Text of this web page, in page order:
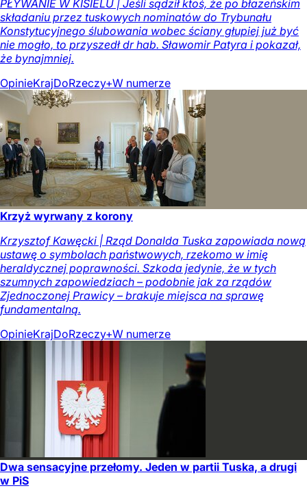
PŁYWANIE W KISIELU | Jeśli sądził ktoś, że po błazeńskim
składaniu przez tuskowych nominatów do Trybunału
Konstytucyjnego ślubowania wobec ściany głupiej już być
nie mogło, to przyszedł dr hab. Sławomir Patyra i pokazał,
że bynajmniej.
OpinieKrajDoRzeczy+W numerze
Krzyż wyrwany z korony
Krzysztof Kawęcki | Rząd Donalda Tuska zapowiada nową
ustawę o symbolach państwowych, rzekomo w imię
heraldycznej poprawności. Szkoda jedynie, że w tych
szumnych zapowiedziach – podobnie jak za rządów
Zjednoczonej Prawicy – brakuje miejsca na sprawę
fundamentalną.
OpinieKrajDoRzeczy+W numerze
Dwa sensacyjne przełomy. Jeden w partii Tuska, a drugi
w PiS